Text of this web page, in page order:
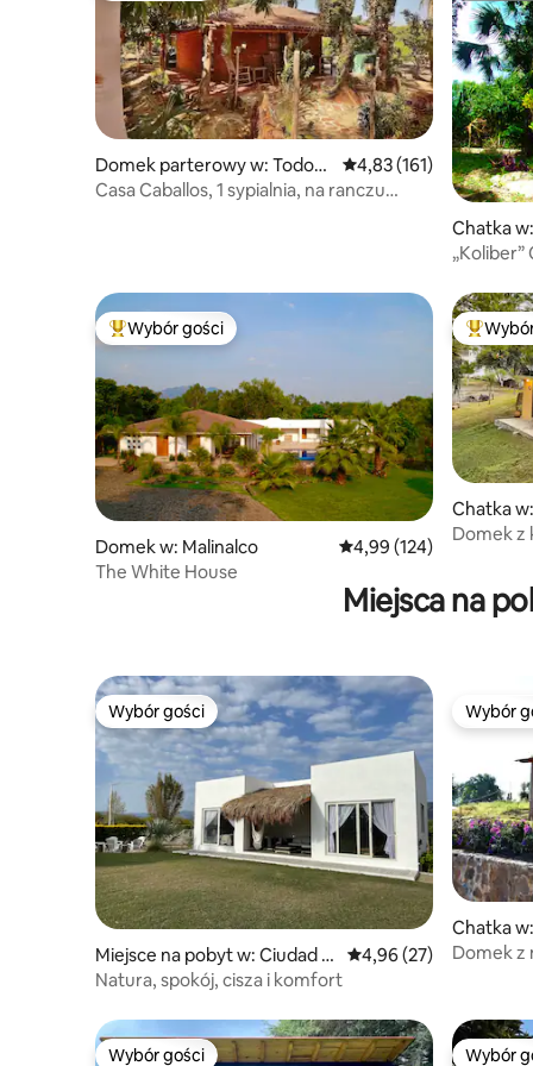
Domek parterowy w: Todos
Santos
Średnia ocena: 4,83 na
4,83 (161)
Casa Caballos, 1 sypialnia, na ranczu
Chatka
„Koliber”
Najpopularniejsze z kategorii Wybór gości
Wybór gości
Domek w: Malinalco Średnia ocena: 4,99 na
4,99 (124)
The White House
Chatka
Domek z
Miejsca na
Wybór gości
Wybór gości
Miejsce na pobyt w: Ciudad Vi
ctoria
Średnia ocena: 4,96
4,96 (27)
Natura, spokój, cisza i komfort
Wybór
Wybór
Chatka
Domek z
Wybór gości Wybór